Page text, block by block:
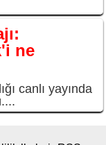
ne
canlı yayında